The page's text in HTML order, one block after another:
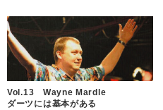
Vol.13 Wayne Mardle
ダーツには基本がある